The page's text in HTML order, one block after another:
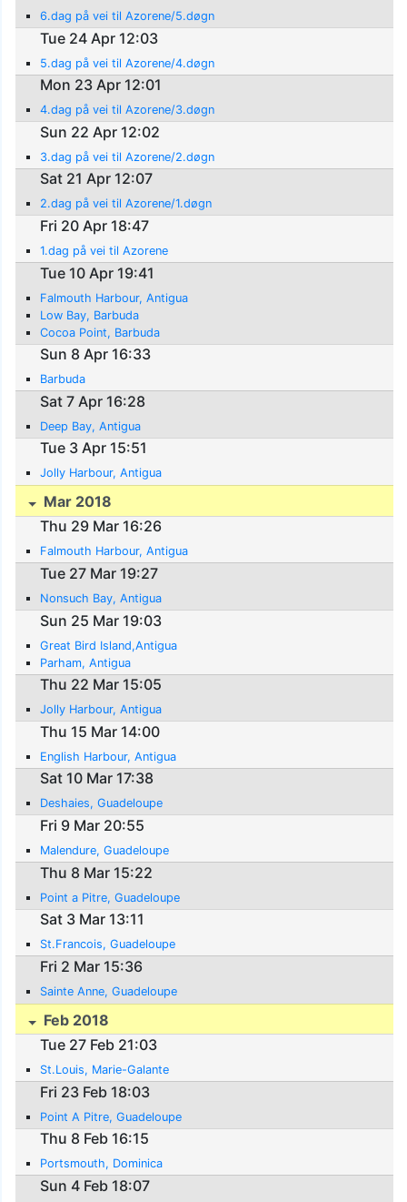
6.dag på vei til Azorene/5.døgn
Tue 24 Apr 12:03
5.dag på vei til Azorene/4.døgn
Mon 23 Apr 12:01
4.dag på vei til Azorene/3.døgn
Sun 22 Apr 12:02
3.dag på vei til Azorene/2.døgn
Sat 21 Apr 12:07
2.dag på vei til Azorene/1.døgn
Fri 20 Apr 18:47
1.dag på vei til Azorene
Tue 10 Apr 19:41
Falmouth Harbour, Antigua
Low Bay, Barbuda
Cocoa Point, Barbuda
Sun 8 Apr 16:33
Barbuda
Sat 7 Apr 16:28
Deep Bay, Antigua
Tue 3 Apr 15:51
Jolly Harbour, Antigua
Mar 2018
Thu 29 Mar 16:26
Falmouth Harbour, Antigua
Tue 27 Mar 19:27
Nonsuch Bay, Antigua
Sun 25 Mar 19:03
Great Bird Island,Antigua
Parham, Antigua
Thu 22 Mar 15:05
Jolly Harbour, Antigua
Thu 15 Mar 14:00
English Harbour, Antigua
Sat 10 Mar 17:38
Deshaies, Guadeloupe
Fri 9 Mar 20:55
Malendure, Guadeloupe
Thu 8 Mar 15:22
Point a Pitre, Guadeloupe
Sat 3 Mar 13:11
St.Francois, Guadeloupe
Fri 2 Mar 15:36
Sainte Anne, Guadeloupe
Feb 2018
Tue 27 Feb 21:03
St.Louis, Marie-Galante
Fri 23 Feb 18:03
Point A Pitre, Guadeloupe
Thu 8 Feb 16:15
Portsmouth, Dominica
Sun 4 Feb 18:07